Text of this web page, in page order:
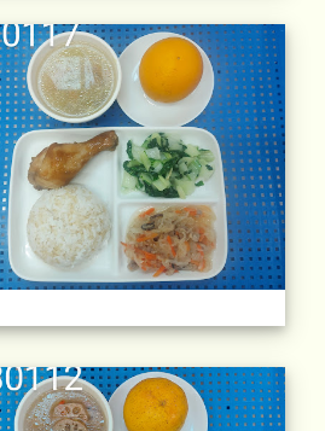
課日更新-111學年度)
日更新-111學年度) 午